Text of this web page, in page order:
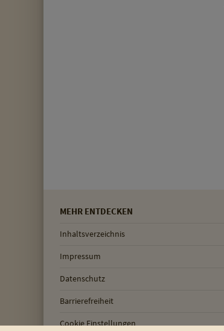
MEHR ENTDECKEN
Inhaltsverzeichnis
Impressum
Datenschutz
Barrierefreiheit
Cookie Einstellungen